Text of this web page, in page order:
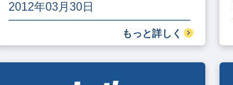
2012年03月30日
もっと詳しく